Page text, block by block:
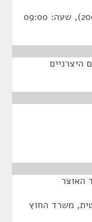
היצרניים
האוצר
משרד החוץ